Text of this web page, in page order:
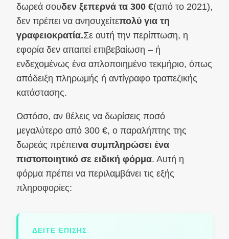
δωρεά σουδεν ξεπερνά τα 300 €(από το 2021),
δεν πρέπει να ανησυχείτεπολύ για τη
γραφειοκρατία.Σε αυτή την περίπτωση, η
εφορία δεν απαιτεί επιβεβαίωση – ή
ενδεχομένως ένα απλοποιημένο τεκμήριο, όπως
απόδειξη πληρωμής ή αντίγραφο τραπεζικής
κατάστασης.
Ωστόσο, αν θέλεις να δωρίσεις ποσό
μεγαλύτερο από 300 €, ο παραλήπτης της
δωρεάς πρέπεινα συμπληρώσει ένα
πιστοποιητικό σε ειδική φόρμα. Αυτή η
φόρμα πρέπει να περιλαμβάνει τις εξής
πληροφορίες:
ΔΕΊΤΕ ΕΠΊΣΗΣ